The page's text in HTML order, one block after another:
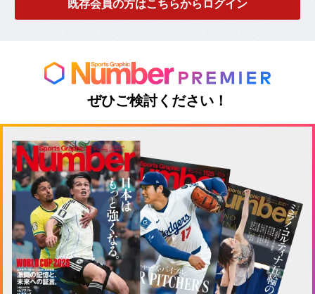
既存会員の方はこちらからログイン
ぜひご検討ください！